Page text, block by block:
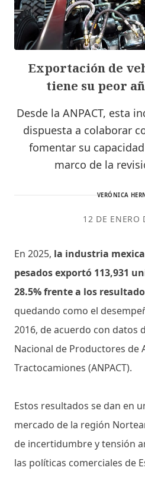
Exportación de
tiene su peor
Desde la ANPACT, esta
dispuesta a colaborar
fomentar su
marco de la
VERÓNICA
12 DE ENERO
En 2025, la industria
pesados exportó 113,931
28.5% frente a los
quedando como el
2016, de acuerdo con datos
Nacional de Productores de
Tractocamiones (ANPACT).
Estos resultados se dan en
mercado de la región
de incertidumbre y tensión
las políticas comerciales de